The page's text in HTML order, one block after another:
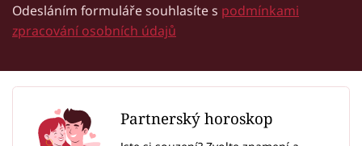
Odesláním formuláře souhlasíte s podmínkami
zpracování osobních údajů
Partnerský horoskop